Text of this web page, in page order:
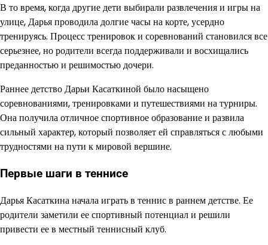
В то время, когда другие дети выбирали развлечения и игры на
улице, Дарья проводила долгие часы на корте, усердно
тренируясь. Процесс тренировок и соревнований становился все
серьезнее, но родители всегда поддерживали и восхищались
преданностью и решимостью дочери.
Раннее детство Дарьи Касаткиной было насыщено
соревнованиями, тренировками и путешествиями на турниры.
Она получила отличное спортивное образование и развила
сильный характер, который позволяет ей справляться с любыми
трудностями на пути к мировой вершине.
Первые шаги в теннисе
Дарья Касаткина начала играть в теннис в раннем детстве. Ее
родители заметили ее спортивный потенциал и решили
привести ее в местный теннисный клуб.